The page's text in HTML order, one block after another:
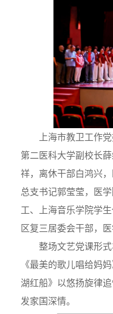
上海市教卫工作
第二医科大学副校长
祥，离休干部白鸿兴
总支书记郭莹莹，医
工、上海音乐学院学
区复三居委会干部，
整场文艺党课形
《最美的歌儿唱给妈
湖红船》以悠扬旋律
发家国深情。